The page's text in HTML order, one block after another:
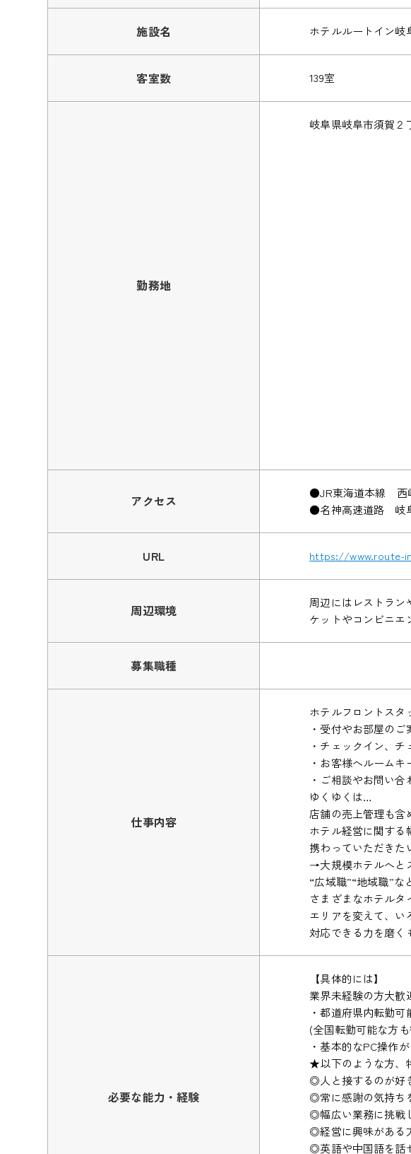
施設名 ホテルルートイン岐
客室数 139室
勤務地
岐阜県岐阜市須賀２
アクセス
●JR東海道本線 西
●名神高速道路 岐
URL https://www.route-
周辺環境
周辺にはレストラン
ケットやコンビニエ
募集職種
仕事内容
ホテルフロントス
・受付やお部屋のご
・チェックイン、
・お客様へルームキ
・ご相談やお問い
ゆくゆくは…
店舗の売上管理も含
ホテル経営に関する
携わっていただきた
→大規模ホテルへと
“広域職”“地域職”な
さまざまなホテルタ
エリアを変えて、い
対応できる力を磨く
必要な能力・経験
【具体的には】
業界未経験の方大
・都道府県内転勤可
(全国転勤可能な方
・基本的なPC操作
★以下のような方、
◎人と接するのが好
◎常に感謝の気持ち
◎幅広い業務に挑戦
◎経営に興味がある
◎英語や中国語を話